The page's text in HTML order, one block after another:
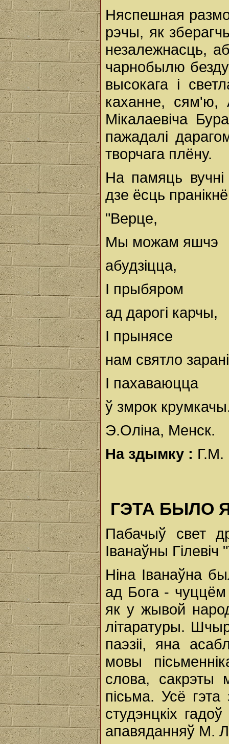
Няспешная
рэчы, як
незалежнасць,
чарнобылю
высокага і
каханне, сям'ю,
Мікалаевіча
пажадалі
творчага плёну.
На памяць вучні
дзе ёсць
"Верце,
Мы можам яшчэ
абудзіцца,
І прыбяром
ад дарогі карчы,
І прынясе
нам святло
І пахаваюцца
ў змрок
Э.Оліна, Менск.
На здымку : Г.М.
ГЭТА БЫЛО
Пабачыў свет
Іванаўны
Ніна Іванаўна
ад Бога - чуццём
як у жывой
літаратуры.
паэзіі, яна
мовы
слова, сакрэты
пісьма. Усё
студэнцкіх
апавяданняў М.